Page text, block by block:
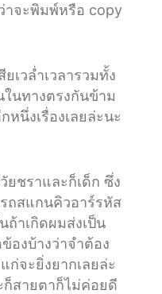
าจะพิมพ์หรือ copy
เวล่ำเวลารวมทั้ง
นทางตรงกันข้าม
หนึ่งเรื่องเลยล่ะนะ
ชราและก็เด็ก ซึ่ง
ถสแกนคิวอาร์รหัส
ถ้าเกิดผมส่งเป็น
องบ้างว่าจำต้อง
ก่จะยิ่งยากเลยล่ะ
ก็สายตาก็ไม่ค่อยดี